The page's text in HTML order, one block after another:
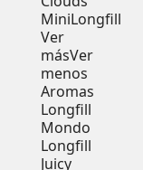
MiniLongfill
Ver
másVer
menos
Aromas
Longfill
Mondo
Longfill
Juicy